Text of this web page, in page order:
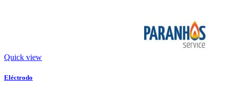
Quick view
Eléctrodo